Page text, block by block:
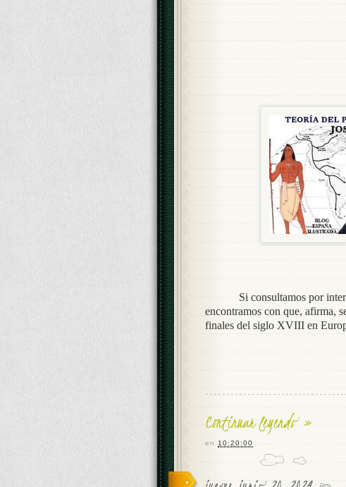
Si consultamos por
encontramos con que, afirma,
finales del siglo XVIII en
Continuar leyendo »
en10:20:00